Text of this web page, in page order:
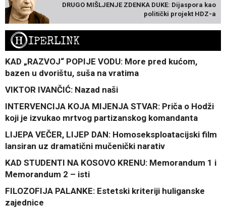
DRUGO MIŠLJENJE ZDENKA DUKE: Dijaspora kao
politički projekt HDZ-a
HIPERLINK
KAD „RAZVOJ“ POPIJE VODU: More pred kućom,
bazen u dvorištu, suša na vratima
VIKTOR IVANČIĆ: Nazad naši
INTERVENCIJA KOJA MIJENJA STVAR: Priča o Hodži
koji je izvukao mrtvog partizanskog komandanta
LIJEPA VEČER, LIJEP DAN: Homoseksploatacijski film
lansiran uz dramatični mučenički narativ
KAD STUDENTI NA KOSOVO KRENU: Memorandum 1 i
Memorandum 2 – isti
FILOZOFIJA PALANKE: Estetski kriteriji huliganske
zajednice